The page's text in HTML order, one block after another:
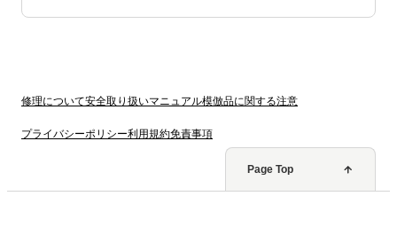
修理について安全取り扱いマニュアル模倣品に関する注意
プライバシーポリシー利用規約免責事項
Page Top